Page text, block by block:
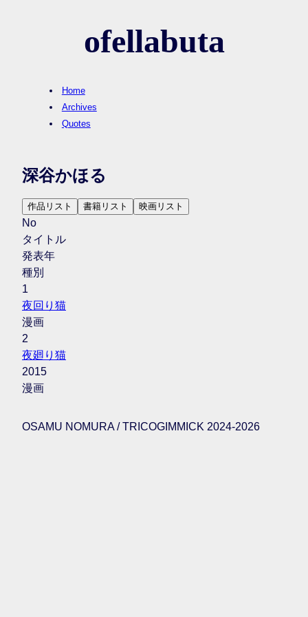
ofellabuta
Home
Archives
Quotes
深谷かほる
作品リスト 書籍リスト 映画リスト
No
タイトル
発表年
種別
1
夜回り猫
漫画
2
夜廻り猫
2015
漫画
OSAMU NOMURA / TRICOGIMMICK 2024-2026